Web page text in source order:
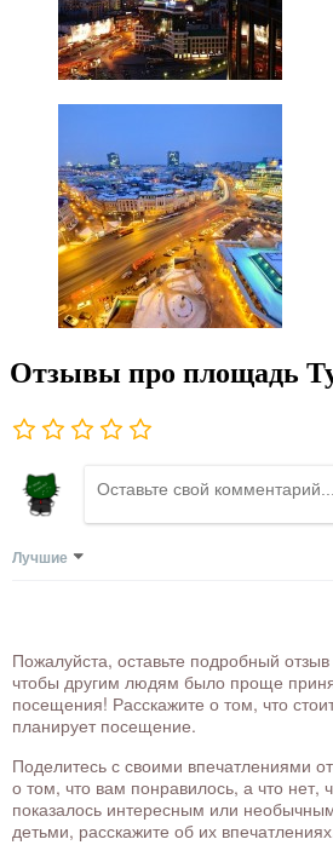
Отзывы про площадь
Лучшие
Пожалуйста, оставьте подробный
чтобы другим людям было проще
посещения! Расскажите о том, что
планирует посещение.
Поделитесь с своими впечатлениями
о том, что вам понравилось, а что нет,
показалось интересным или
детьми, расскажите об их